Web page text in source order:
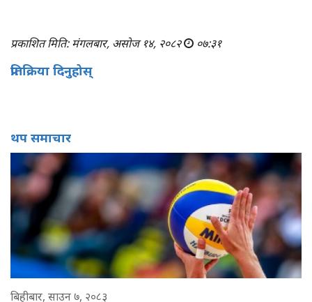
प्रकाशित मिति: मंगलबार, असोज १४, २०८२ ०७:३१
प्रतिक्रिया दिनुहोस्
थप समाचार
बिहीबार, साउन ७, २०८३